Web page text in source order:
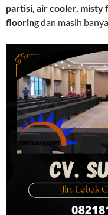
partisi, air cooler, misty
flooringdan masih